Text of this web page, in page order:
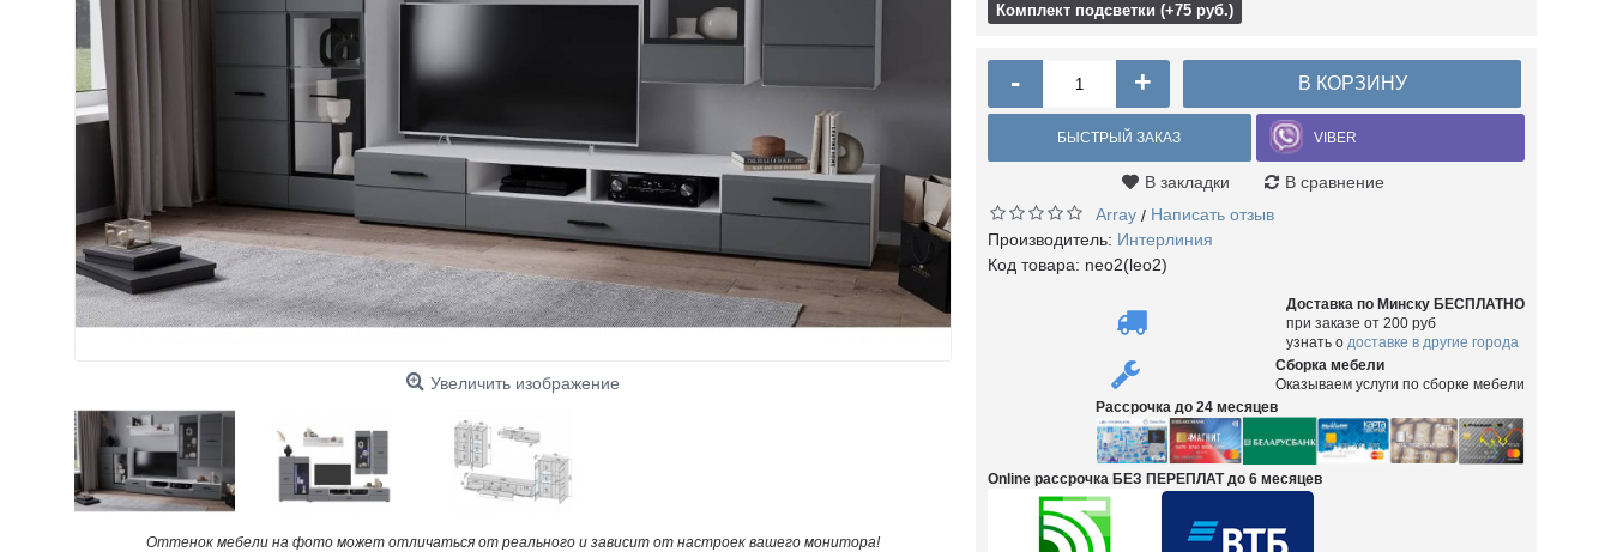
Увеличить изображение
Оттенок мебели на фото может отличаться от реального и зависит от настроек вашего монитора!
Комплект подсветки (+75 руб.)
- + В КОРЗИНУ
БЫСТРЫЙ ЗАКАЗ VIBER
В закладки
В сравнение
Array / Написать отзыв
Производитель: Интерлиния
Код товара: neo2(leo2)
Доставка по Минску БЕСПЛАТНО
при заказе от 200 руб
узнать о доставке в другие города
Сборка мебели
Оказываем услуги по сборке мебели
Рассрочка до 24 месяцев
Online рассрочка БЕЗ ПЕРЕПЛАТ до 6 месяцев